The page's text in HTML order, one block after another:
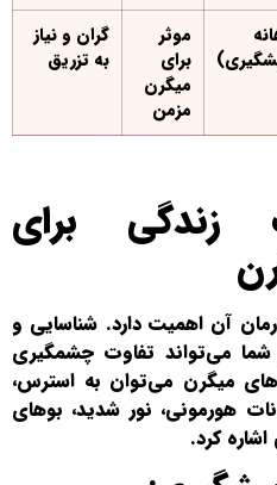
موثر
برای
میگرن
مزمن
گران و نیاز
به تزریق
زندگی برای
آن اهمیت دارد. شناسایی و
می‌تواند تفاوت چشمگیری
میگرن می‌توان به استرس،
هورمونی، نور شدید، بوهای
کرد.